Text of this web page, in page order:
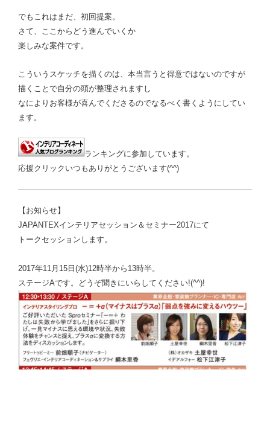
でもこれはまだ、初回提案。
さて、ここからどう進んでいくか
楽しみな案件です。
こういうスケッチを描くのは、本当言うと得意ではないのですが
描くことで自分の頭が整理されますし
なによりお客様が喜んでくださるのでなるべく書くようにしてい
ます。
ランキングに参加しています。
応援クリックいつもありがとうございます(^^)
【お知らせ】
JAPANTEXインテリアセッション＆セミナー2017にて
トークセッションします。
2017年11月15日(水)12時半から13時半。
ステージAです。どうぞ聞きにいらしてください!(^^)!